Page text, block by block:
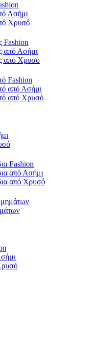
Ασήμι
Χρυσό
Fashion
από Ασήμι
από Χρυσό
Fashion
από Ασήμι
από Χρυσό
Fashion
από Ασήμι
από Χρυσό